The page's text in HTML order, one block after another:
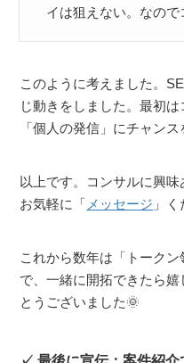
イは狙えない。なので
このように考えました。
じ動きをしました。最初
「個人の発信」にチャン
以上です。コンサルに興味
お気軽に「 メッセージ 」く
これから数年は「トーク
で、一緒に開拓できたら
とうございました🌞